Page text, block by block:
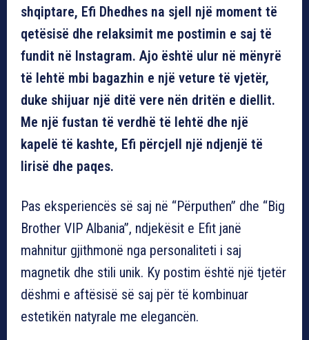
shqiptare, Efi Dhedhes na sjell një moment të
qetësisë dhe relaksimit me postimin e saj të
fundit në Instagram. Ajo është ulur në mënyrë
të lehtë mbi bagazhin e një veture të vjetër,
duke shijuar një ditë vere nën dritën e diellit.
Me një fustan të verdhë të lehtë dhe një
kapelë të kashte, Efi përcjell një ndjenjë të
lirisë dhe paqes.
Pas eksperiencës së saj në “Përputhen” dhe “Big
Brother VIP Albania”, ndjekësit e Efit janë
mahnitur gjithmonë nga personaliteti i saj
magnetik dhe stili unik. Ky postim është një tjetër
dëshmi e aftësisë së saj për të kombinuar
estetikën natyrale me elegancën.